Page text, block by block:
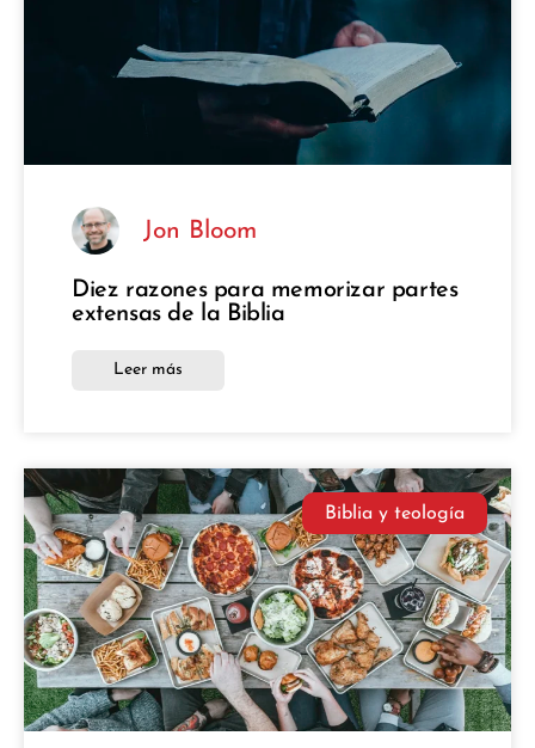
Jon Bloom
Diez razones para memorizar partes
extensas de la Biblia
Leer más
Biblia y teología